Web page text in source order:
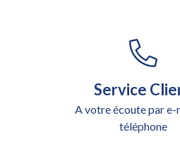
Service
A votre écoute par e-
téléphone